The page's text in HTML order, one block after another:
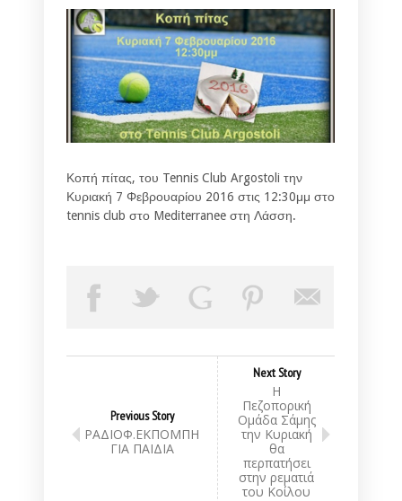
Κοπή πίτας, του Tennis Club Argostoli την
Κυριακή 7 Φεβρουαρίου 2016 στις 12:30μμ στο
tennis club στο Mediterranee στη Λάσση.
Previous Story
ΡΑΔΙΟΦ.ΕΚΠΟΜΠΗ
ΓΙΑ ΠΑΙΔΙΑ
Next Story
Η
Πεζοπορική
Ομάδα Σάμης
την Κυριακή
θα
περπατήσει
στην ρεματιά
του Κοίλου